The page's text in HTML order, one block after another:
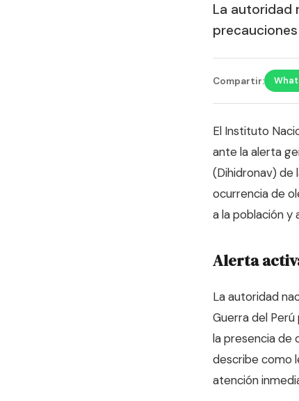
La autoridad
Compartir:
El Instituto
ante la alerta
(Dihidronav) de
ocurrencia de
a la población y
Alerta
La autoridad
Guerra del
la presencia de
describe como
atención